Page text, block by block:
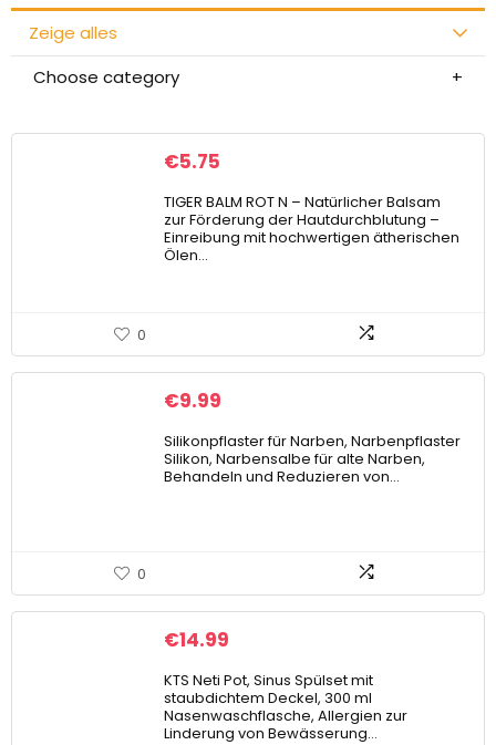
Zeige alles
Choose category
€5.75
TIGER BALM ROT N – Natürlicher Balsam
zur Förderung der Hautdurchblutung –
Einreibung mit hochwertigen ätherischen
Ölen…
0
€9.99
Silikonpflaster für Narben, Narbenpflaster
Silikon, Narbensalbe für alte Narben,
Behandeln und Reduzieren von…
0
€14.99
KTS Neti Pot, Sinus Spülset mit
staubdichtem Deckel, 300 ml
Nasenwaschflasche, Allergien zur
Linderung von Bewässerung…